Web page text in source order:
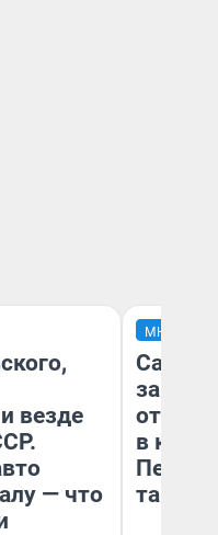
везде
— что
МНЕНИЕ
Самая
в
там